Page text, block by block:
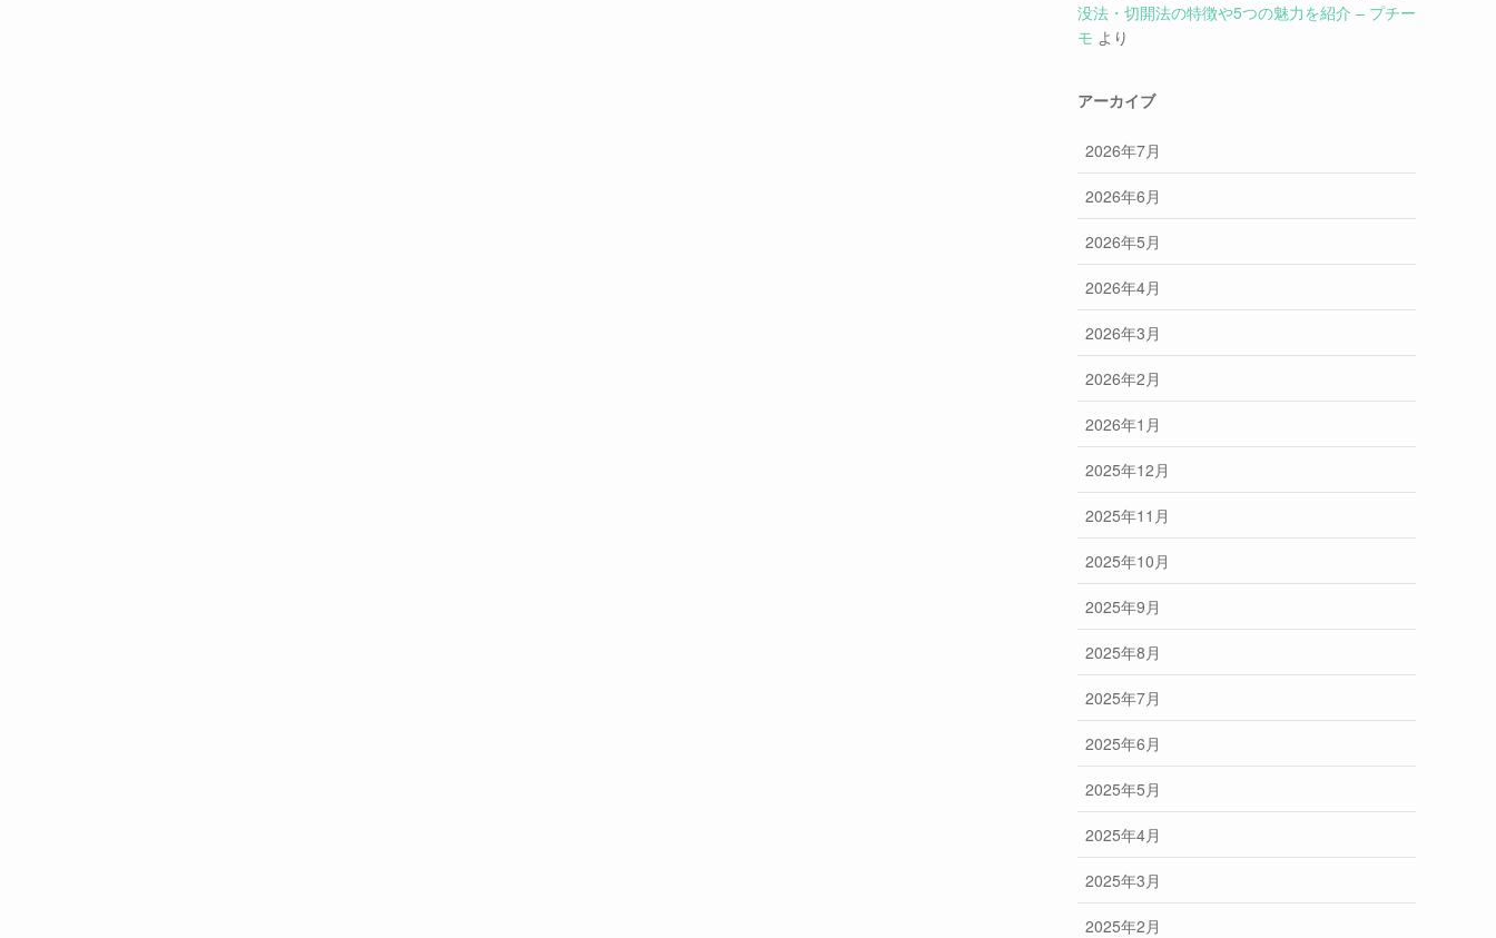
没法・切開法の特徴や5つの魅力を紹介 – プチー
モ より
アーカイブ
2026年7月
2026年6月
2026年5月
2026年4月
2026年3月
2026年2月
2026年1月
2025年12月
2025年11月
2025年10月
2025年9月
2025年8月
2025年7月
2025年6月
2025年5月
2025年4月
2025年3月
2025年2月